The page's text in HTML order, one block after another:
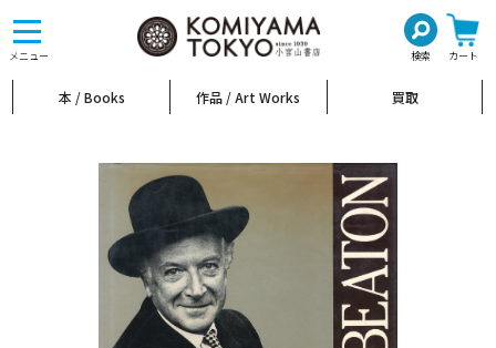
メニュー 検索 カート
toggle
navigation
本 / Books 作品 / Art Works 買取